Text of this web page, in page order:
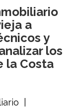
a
y
los
la Costa